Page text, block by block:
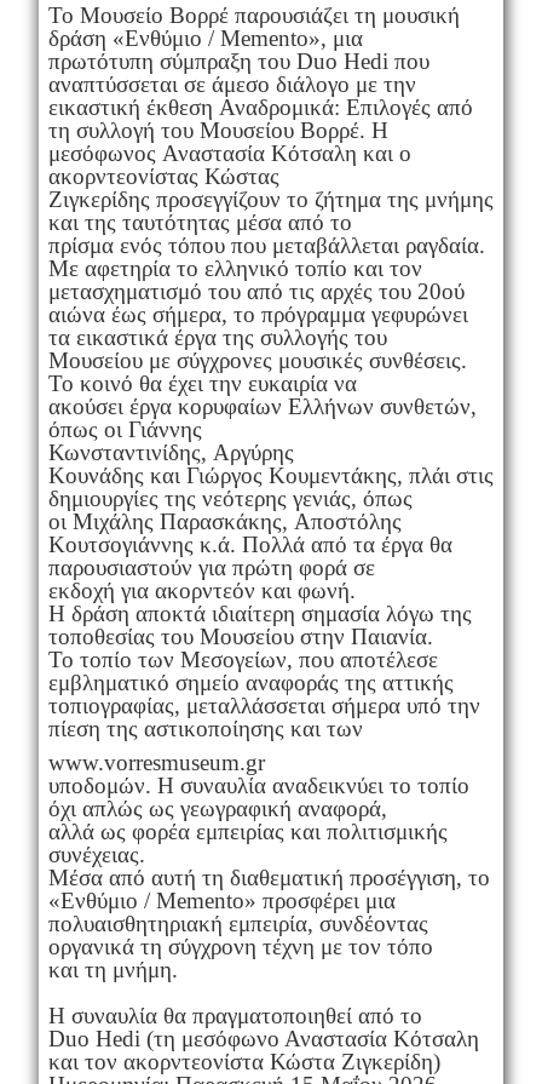
Το Μουσείο Βορρέ παρουσιάζει τη μουσική
δράση «Ενθύμιο / Memento», μια
πρωτότυπη σύμπραξη του Duo Hedi που
αναπτύσσεται σε άμεσο διάλογο με την
εικαστική έκθεση Αναδρομικά: Επιλογές από
τη συλλογή του Μουσείου Βορρέ. Η
μεσόφωνος Αναστασία Κότσαλη και ο
ακορντεονίστας Κώστας
Ζιγκερίδης προσεγγίζουν το ζήτημα της μνήμης
και της ταυτότητας μέσα από το
πρίσμα ενός τόπου που μεταβάλλεται ραγδαία.
Με αφετηρία το ελληνικό τοπίο και τον
μετασχηματισμό του από τις αρχές του 20ού
αιώνα έως σήμερα, το πρόγραμμα γεφυρώνει
τα εικαστικά έργα της συλλογής του
Μουσείου με σύγχρονες μουσικές συνθέσεις.
Το κοινό θα έχει την ευκαιρία να
ακούσει έργα κορυφαίων Ελλήνων συνθετών,
όπως οι Γιάννης
Κωνσταντινίδης, Αργύρης
Κουνάδης και Γιώργος Κουμεντάκης, πλάι στις
δημιουργίες της νεότερης γενιάς, όπως
οι Μιχάλης Παρασκάκης, Αποστόλης
Κουτσογιάννης κ.ά. Πολλά από τα έργα θα
παρουσιαστούν για πρώτη φορά σε
εκδοχή για ακορντεόν και φωνή.
Η δράση αποκτά ιδιαίτερη σημασία λόγω της
τοποθεσίας του Μουσείου στην Παιανία.
Το τοπίο των Μεσογείων, που αποτέλεσε
εμβληματικό σημείο αναφοράς της αττικής
τοπιογραφίας, μεταλλάσσεται σήμερα υπό την
πίεση της αστικοποίησης και των
www.vorresmuseum.gr
υποδομών. Η συναυλία αναδεικνύει το τοπίο
όχι απλώς ως γεωγραφική αναφορά,
αλλά ως φορέα εμπειρίας και πολιτισμικής
συνέχειας.
Μέσα από αυτή τη διαθεματική προσέγγιση, το
«Ενθύμιο / Memento» προσφέρει μια
πολυαισθητηριακή εμπειρία, συνδέοντας
οργανικά τη σύγχρονη τέχνη με τον τόπο
και τη μνήμη.
Η συναυλία θα πραγματοποιηθεί από το
Duo Hedi (τη μεσόφωνο Αναστασία Kότσαλη
και τον ακορντεονίστα Κώστα Ζιγκερίδη)